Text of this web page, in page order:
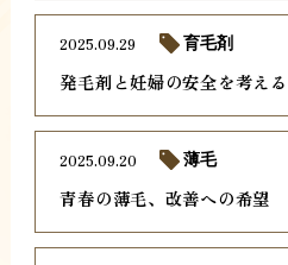
発毛剤と妊婦の安全を考える
2025.09.29 育毛剤
青春の薄毛、改善への希望
2025.09.20 薄毛